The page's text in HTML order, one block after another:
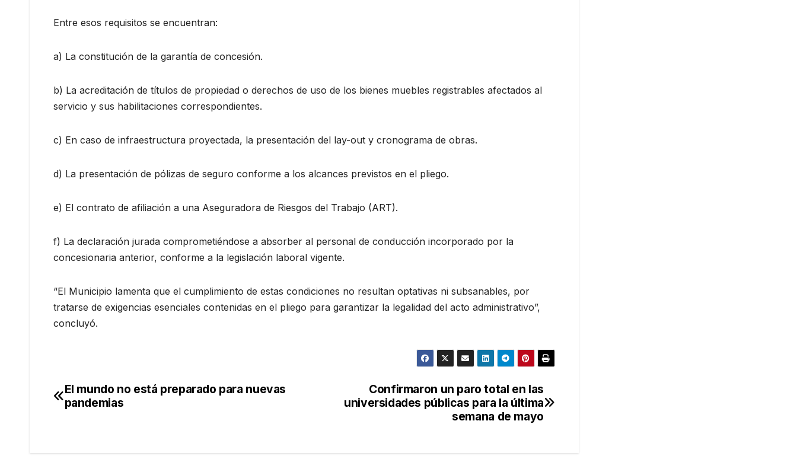
Entre esos requisitos se encuentran:
a) La constitución de la garantía de concesión.
b) La acreditación de títulos de propiedad o derechos de uso de los bienes muebles registrables afectados al
servicio y sus habilitaciones correspondientes.
c) En caso de infraestructura proyectada, la presentación del lay-out y cronograma de obras.
d) La presentación de pólizas de seguro conforme a los alcances previstos en el pliego.
e) El contrato de afiliación a una Aseguradora de Riesgos del Trabajo (ART).
f) La declaración jurada comprometiéndose a absorber al personal de conducción incorporado por la
concesionaria anterior, conforme a la legislación laboral vigente.
“El Municipio lamenta que el cumplimiento de estas condiciones no resultan optativas ni subsanables, por
tratarse de exigencias esenciales contenidas en el pliego para garantizar la legalidad del acto administrativo”,
concluyó.
Navegación
Confirmaron un paro total en las
universidades públicas para la última
semana de mayo
El mundo no está preparado para nuevas
pandemias